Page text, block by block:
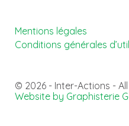
Mentions légales
Conditions générales
© 2026 - Inter-Actions -
Website by Graphisterie